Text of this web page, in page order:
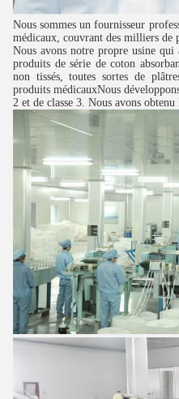
Nous sommes un fournisseur
médicaux, couvrant des milliers de
Nous avons notre propre usine
produits de série de coton
non tissés, toutes sortes de
produits médicauxNous
2 et de classe 3. Nous avons